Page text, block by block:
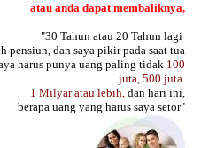
atau anda dapat membaliknya,
"30 Tahun atau 20 Tahun lagi
pensiun, dan saya pikir pada saat tua
harus punya uang paling tidak 100
juta, 500 juta
1 Milyar atau lebih, dan hari ini,
berapa uang yang harus saya setor"